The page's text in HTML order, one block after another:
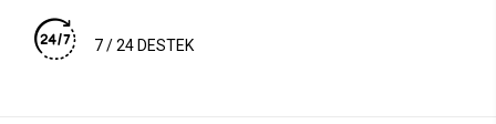
7 / 24 DESTEK